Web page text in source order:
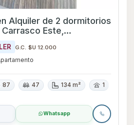
Alquiler de 2 dormitorios
G.C. $U 12.000
87 47 134 m² 1
Whatsapp